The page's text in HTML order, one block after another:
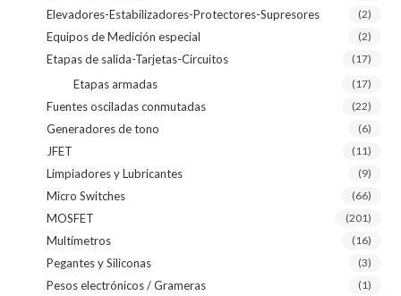
Elevadores-Estabilizadores-Protectores-Supresores (2)
Equipos de Medición especial (2)
Etapas de salida-Tarjetas-Circuitos (17)
Etapas armadas (17)
Fuentes osciladas conmutadas (22)
Generadores de tono (6)
JFET (11)
Limpiadores y Lubricantes (9)
Micro Switches (66)
MOSFET (201)
Multímetros (16)
Pegantes y Siliconas (3)
Pesos electrónicos / Grameras (1)